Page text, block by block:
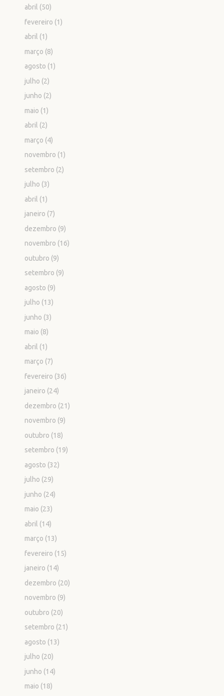
abril (50)
fevereiro (1)
abril (1)
março (8)
agosto (1)
julho (2)
junho (2)
maio (1)
abril (2)
março (4)
novembro (1)
setembro (2)
julho (3)
abril (1)
janeiro (7)
dezembro (9)
novembro (16)
outubro (9)
setembro (9)
agosto (9)
julho (13)
junho (3)
maio (8)
abril (1)
março (7)
fevereiro (36)
janeiro (24)
dezembro (21)
novembro (9)
outubro (18)
setembro (19)
agosto (32)
julho (29)
junho (24)
maio (23)
abril (14)
março (13)
fevereiro (15)
janeiro (14)
dezembro (20)
novembro (9)
outubro (20)
setembro (21)
agosto (13)
julho (20)
junho (14)
maio (18)